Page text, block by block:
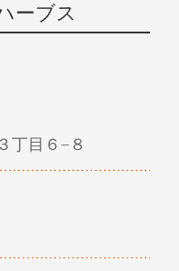
ーブス
丁目６−８